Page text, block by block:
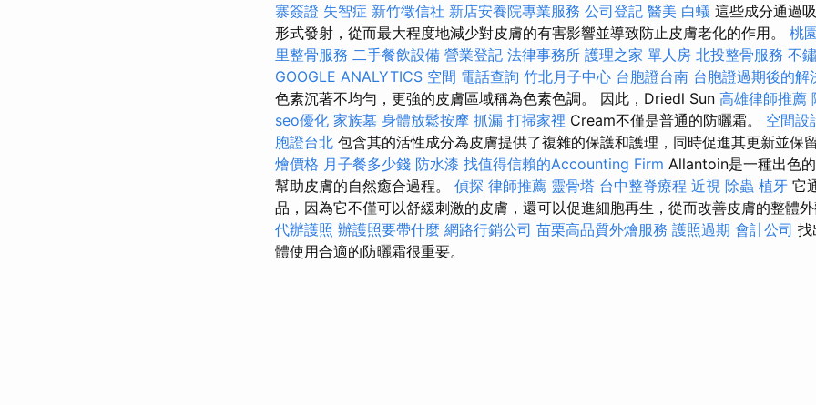
寨簽證 失智症 新竹徵信社 新店安養院專業服務 公司登記 醫美 白蟻 這些成分通過
形式發射，從而最大程度地減少對皮膚的有害影響並導致防止皮膚老化的作用。 桃
里整骨服務 二手餐飲設備 營業登記 法律事務所 護理之家 單人房 北投整骨服務 不
GOOGLE ANALYTICS 空間 電話查詢 竹北月子中心 台胞證台南 台胞證過期後的解
色素沉著不均勻，更強的皮膚區域稱為色素色調。 因此，Driedl Sun 高雄律師推薦
seo優化 家族墓 身體放鬆按摩 抓漏 打掃家裡 Cream不僅是普通的防曬霜。 空間設
胞證台北 包含其的活性成分為皮膚提供了複雜的保護和護理，同時促進其更新並保
燴價格 月子餐多少錢 防水漆 找值得信賴的Accounting Firm Allantoin是一種出色
幫助皮膚的自然癒合過程。 偵探 律師推薦 靈骨塔 台中整脊療程 近視 除蟲 植牙 它
品，因為它不僅可以舒緩刺激的皮膚，還可以促進細胞再生，從而改善皮膚的整體外
代辦護照 辦護照要帶什麼 網路行銷公司 苗栗高品質外燴服務 護照過期 會計公司 找
體使用合適的防曬霜很重要。